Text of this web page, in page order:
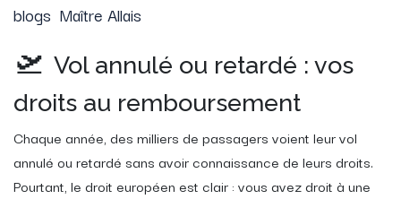
blogs Maître Allais
🛫 Vol annulé ou retardé : vos
droits au remboursement
Chaque année, des milliers de passagers voient leur vol
annulé ou retardé sans avoir connaissance de leurs droits.
Pourtant, le droit européen est clair : vous avez droit à une